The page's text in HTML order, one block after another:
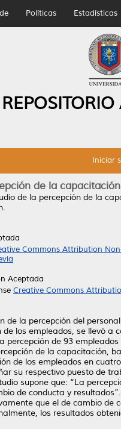
Políticas Estadísticas
Iniciar
de la
de la percepción de la
Commons Attribution
Aceptada
Creative Commons
de la percepción del
los empleados, se llevó
percepción de 93
de la capacitación,
de los empleados en
su respectivo puesto de
supone que: “La
de conducta y
que el de cambio
los resultados